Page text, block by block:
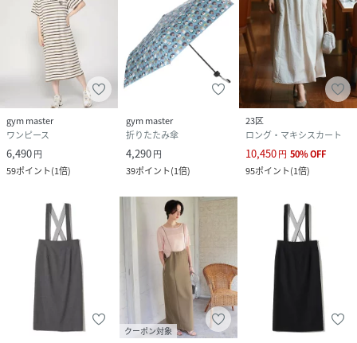
gym master
ワンピース
6,490円
59ポイント(1倍)
gym master
折りたたみ傘
4,290円
39ポイント(1倍)
23区
ロング・マキシスカート
10,450円 50%OFF
95ポイント(1倍)
クーポン対象